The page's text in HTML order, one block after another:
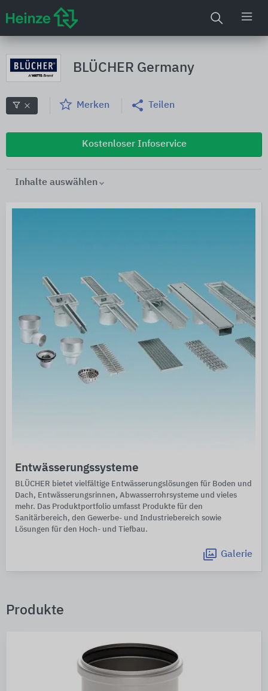
BLÜCHER Germany
Merken Teilen
Kostenloser Infoservice
Inhalte auswählen
Entwässerungssysteme
BLÜCHER bietet vielfältige Entwässerungslösungen für Boden und
Dach, Entwässerungsrinnen, Abwasserrohrsysteme und vieles
mehr. Das Produktportfolio umfasst Produkte für den
Sanitärbereich, den Gewerbe- und Industriebereich sowie
Lösungen für den Hoch- und Tiefbau.
Galerie
Produkte